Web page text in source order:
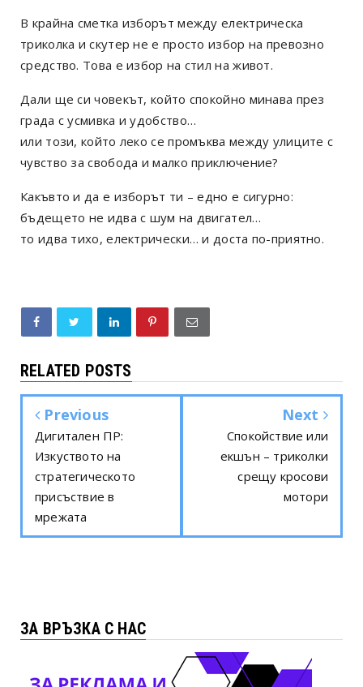
В крайна сметка изборът между електрическа
триколка и скутер не е просто избор на превозно
средство. Това е избор на стил на живот.
Дали ще си човекът, който спокойно минава през
града с усмивка и удобство…
или този, който леко се промъква между улиците с
чувство за свобода и малко приключение?
Какъвто и да е изборът ти – едно е сигурно:
бъдещето не идва с шум на двигател…
то идва тихо, електрически… и доста по-приятно.
RELATED POSTS
Previous
Дигитален ПР:
Изкуството на
стратегическото
присъствие в
мрежата
Next
Спокойствие или
екшън – триколки
срещу кросови
мотори
ЗА ВРЪЗКА С НАС